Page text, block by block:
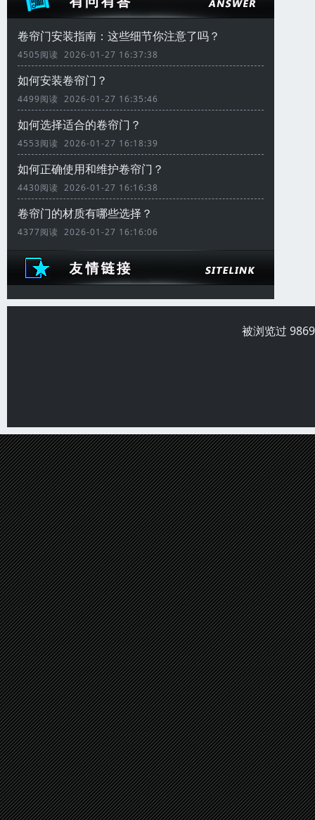
卷帘门安装指南：这些细节你注意了吗？
4505阅读 2026-01-27 16:37:38
如何安装卷帘门？
4499阅读 2026-01-27 16:35:46
如何选择适合的卷帘门？
4553阅读 2026-01-27 16:18:39
如何正确使用和维护卷帘门？
4430阅读 2026-01-27 16:16:38
卷帘门的材质有哪些选择？
4377阅读 2026-01-27 16:16:06
被浏览过